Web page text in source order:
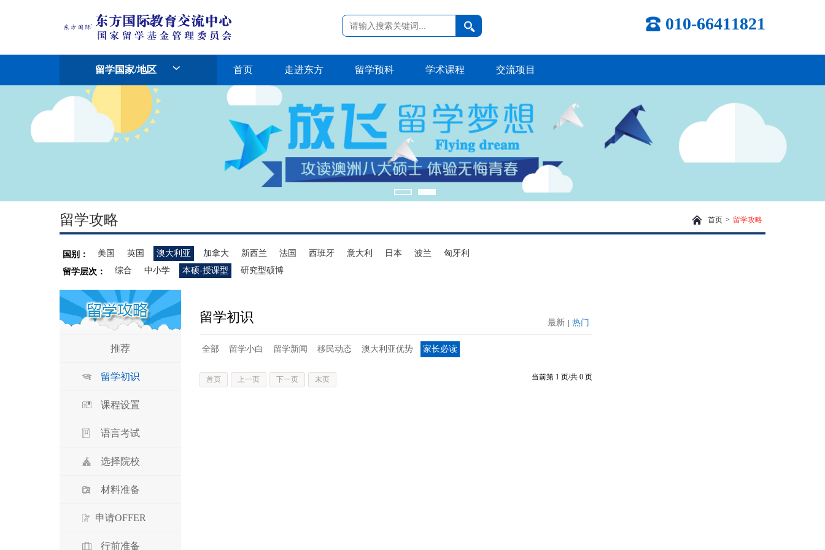
010-66411821
留学国家/地区 首页 走进东方 留学预科 学术课程 交流项目
留学攻略 首页 > 留学攻略
国别： 美国 英国 澳大利亚 加拿大 新西兰 法国 西班牙 意大利 日本 波兰
匈牙利
留学层次：
综合 中小学 本硕-授课型 研究型硕博
推荐
留学初识
课程设置
语言考试
选择院校
材料准备
申请OFFER
行前准备
留学初识 最新 热门
全部 留学小白 留学新闻 移民动态 澳大利亚优势 家长必读
末页
下一页
上一页
首页 当前第 1 页/共 0 页